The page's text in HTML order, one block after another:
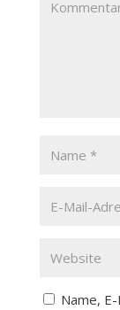
Name,